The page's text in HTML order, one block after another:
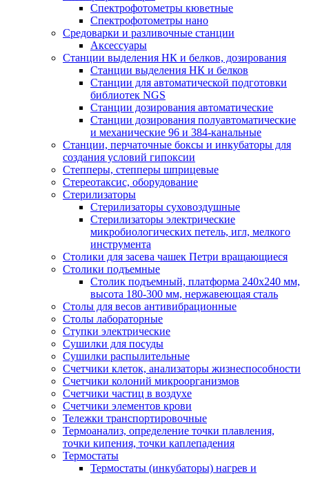
Спектрофотометры кюветные
Спектрофотометры нано
Средоварки и разливочные станции
Аксессуары
Станции выделения НК и белков, дозирования
Станции выделения НК и белков
Станции для автоматической подготовки
библиотек NGS
Станции дозирования автоматические
Станции дозирования полуавтоматические
и механические 96 и 384-канальные
Станции, перчаточные боксы и инкубаторы для
создания условий гипоксии
Степперы, степперы шприцевые
Стереотаксис, оборудование
Стерилизаторы
Стерилизаторы суховоздушные
Стерилизаторы электрические
микробиологических петель, игл, мелкого
инструмента
Столики для засева чашек Петри вращающиеся
Столики подъемные
Столик подъемный, платформа 240х240 мм,
высота 180-300 мм, нержавеющая сталь
Столы для весов антивибрационные
Столы лабораторные
Ступки электрические
Сушилки для посуды
Сушилки распылительные
Счетчики клеток, анализаторы жизнеспособности
Счетчики колоний микроорганизмов
Счетчики частиц в воздухе
Счетчики элементов крови
Тележки транспортировочные
Термоанализ, определение точки плавления,
точки кипения, точки каплепадения
Термостаты
Термостаты (инкубаторы) нагрев и